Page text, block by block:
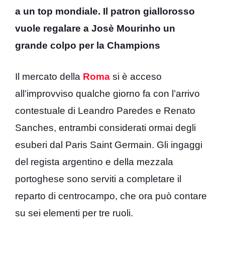
a un top mondiale. Il patron giallorosso
vuole regalare a Josè Mourinho un
grande colpo per la Champions
Il mercato della Roma si è acceso
all’improvviso qualche giorno fa con l’arrivo
contestuale di Leandro Paredes e Renato
Sanches, entrambi considerati ormai degli
esuberi dal Paris Saint Germain. Gli ingaggi
del regista argentino e della mezzala
portoghese sono serviti a completare il
reparto di centrocampo, che ora può contare
su sei elementi per tre ruoli.